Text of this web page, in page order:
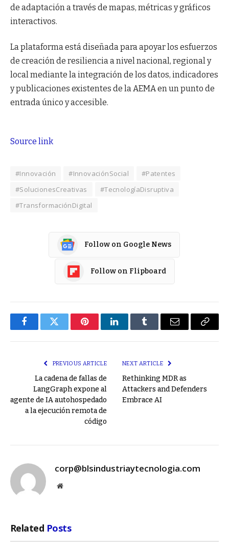
de adaptación a través de mapas, métricas y gráficos
interactivos.
La plataforma está diseñada para apoyar los esfuerzos
de creación de resiliencia a nivel nacional, regional y
local mediante la integración de los datos, indicadores
y publicaciones existentes de la AEMA en un punto de
entrada único y accesible.
Source link
#Innovación #InnovaciónSocial
#Patentes
#SolucionesCreativas
#TecnologíaDisruptiva
#TransformaciónDigital
Follow on Google News
Follow on Flipboard
FacebookTwitter PinterestLinkedInTumblr Email
Copy
PREVIOUS ARTICLE
La cadena de fallas de
LangGraph expone al
agente de IA autohospedado
a la ejecución remota de
código
NEXT ARTICLE
Rethinking MDR as
Attackers and Defenders
Embrace AI
corp@blsindustriaytecnologia.com
Website
Related Posts